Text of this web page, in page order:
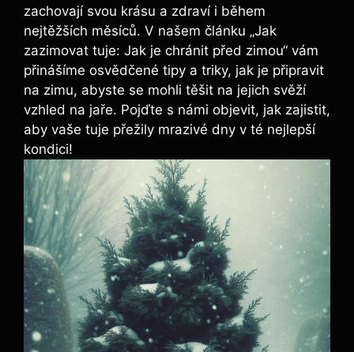
zachovají svou krásu a zdraví i během
nejtěžších měsíců. V našem článku „Jak
zazimovat tuje: Jak je chránit před zimou“ vám
přinášíme osvědčené tipy a triky, jak je připravit
na zimu, abyste se mohli těšit na jejich svěží
vzhled na jaře. Pojďte s námi objevit, jak zajistit,
aby vaše tuje přežily mrazivé dny v té nejlepší
kondici!